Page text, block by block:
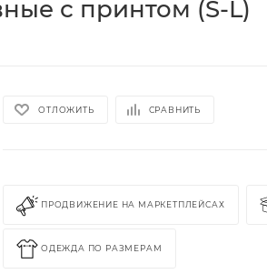
с принтом (S-L)
ОТЛОЖИТЬ СРАВНИТЬ
ПРОДВИЖЕНИЕ НА МАРКЕТПЛЕЙСАХ
ОДЕЖДА ПО РАЗМЕРАМ